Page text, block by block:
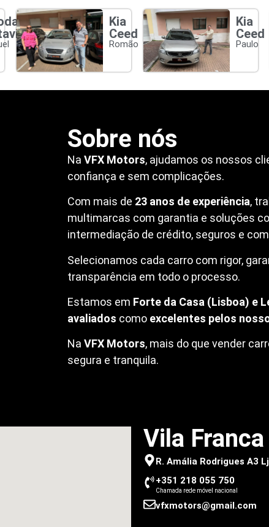
Kia
Ceed
Romão
Kia
Ceed
Paulo
Sobre nós
Na VFX Motors, ajudamos os nossos
confiança e sem complicações.
Com mais de 23 anos de experiência,
multimarcas com garantia e soluções
intermediação de crédito, seguros e
Selecionamos cada carro com rigor,
transparência em todo o processo.
Estamos em Forte da Casa (Lisboa) e
avaliados como excelentes pelos
Na VFX Motors, mais do que vender
segura e tranquila.
Vila
R. Amália Rodrigues A3
+351 218 055 750
Chamada rede móvel nacional
vfxmotors@gmail.com